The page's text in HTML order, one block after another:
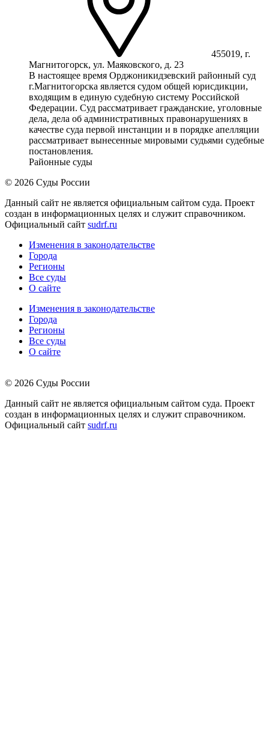
455019, г.
Магнитогорск, ул. Маяковского, д. 23
В настоящее время Орджоникидзевский районный суд
г.Магнитогорска является судом общей юрисдикции,
входящим в единую судебную систему Российской
Федерации. Суд рассматривает гражданские, уголовные
дела, дела об административных правонарушениях в
качестве суда первой инстанции и в порядке апелляции
рассматривает вынесенные мировыми судьями судебные
постановления.
Районные суды
© 2026 Суды России
Данный сайт не является официальным сайтом суда. Проект
создан в информационных целях и служит справочником.
Официальный сайт sudrf.ru
Изменения в законодательстве
Города
Регионы
Все суды
О сайте
Изменения в законодательстве
Города
Регионы
Все суды
О сайте
© 2026 Суды России
Данный сайт не является официальным сайтом суда. Проект
создан в информационных целях и служит справочником.
Официальный сайт sudrf.ru